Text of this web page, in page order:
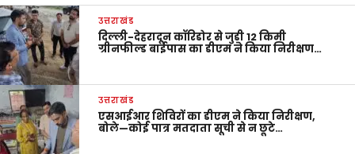
उत्तराखंड
दिल्ली-देहरादून कॉरिडोर से जुड़ी 12 किमी
ग्रीनफील्ड बाईपास का डीएम ने किया निरीक्षण…
उत्तराखंड
एसआईआर शिविरों का डीएम ने किया निरीक्षण,
बोले—कोई पात्र मतदाता सूची से न छूटे…